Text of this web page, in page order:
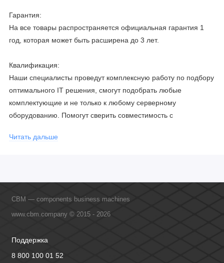
Гарантия:
На все товары распространяется официальная гарантия 1
год, которая может быть расширена до 3 лет.
Квалификация:
Наши специалисты проведут комплексную работу по подбору
оптимального IT решения, смогут подобрать любые
комплектующие и не только к любому серверному
оборудованию. Помогут сверить совместимость с
официальными производителями и проводим регулярное
Читать дальше
CBM — components business machines
www.cbm.company © 2015 - 2026
Поддержка
8 800 100 01 52